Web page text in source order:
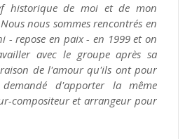
historique de moi et de mon
nous sommes rencontrés en
- repose en paix - en 1999 et on
avec le groupe après sa
de l'amour qu'ils ont pour
d'apporter la même
compositeur et arrangeur pour